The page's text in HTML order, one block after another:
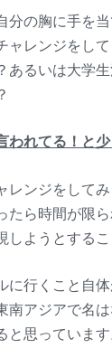
分の胸に手を
ャレンジをし
あるいは大学
われてる！と
レンジをして
たら時間が限
現しようとす
に行くこと自
南アジアで名
がで